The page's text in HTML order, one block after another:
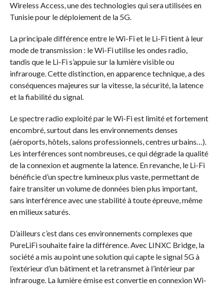
Wireless Access, une des technologies qui sera utilisées en
Tunisie pour le déploiement de la 5G.
La principale différence entre le Wi-Fi et le Li-Fi tient à leur
mode de transmission : le Wi-Fi utilise les ondes radio,
tandis que le Li-Fi s’appuie sur la lumière visible ou
infrarouge. Cette distinction, en apparence technique, a des
conséquences majeures sur la vitesse, la sécurité, la latence
et la fiabilité du signal.
Le spectre radio exploité par le Wi-Fi est limité et fortement
encombré, surtout dans les environnements denses
(aéroports, hôtels, salons professionnels, centres urbains…).
Les interférences sont nombreuses, ce qui dégrade la qualité
de la connexion et augmente la latence. En revanche, le Li-Fi
bénéficie d’un spectre lumineux plus vaste, permettant de
faire transiter un volume de données bien plus important,
sans interférence avec une stabilité à toute épreuve, même
en milieux saturés.
D’ailleurs c’est dans ces environnements complexes que
PureLiFi souhaite faire la différence. Avec LINXC Bridge, la
société a mis au point une solution qui capte le signal 5G à
l’extérieur d’un bâtiment et la retransmet à l’intérieur par
infrarouge. La lumière émise est convertie en connexion Wi-